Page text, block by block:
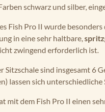
schwarz und silber,
Fish Pro II wurde
in eine sehr haltbare,
zwingend erforderlich ist.
Sitzschale sind insgesamt 6
lassen sich
mit dem Fish Pro II einen